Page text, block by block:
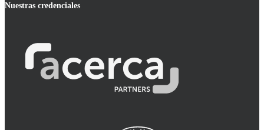
Nuestras credenciales